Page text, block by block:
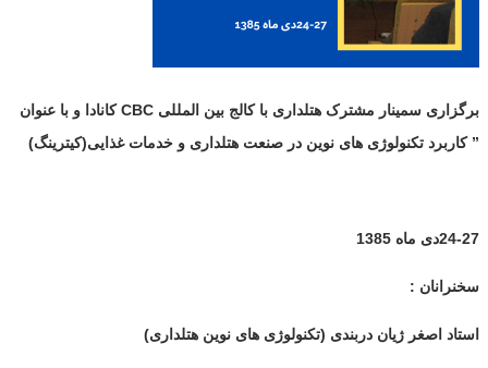
برگزاری سمینار مشترک هتلداری با کالج بین المللی CBCکانادا و با عنوان
” کاربرد تکنولوژی های نوین در صنعت هتلداری و خدمات غذایی(کیترینگ)
24-27دی ماه 1385
سخنرانان :
استاد اصغر ژیان دربندی (تکنولوژی های نوین هتلداری)